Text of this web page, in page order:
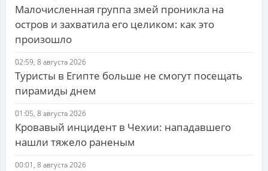
Малочисленная группа змей проникла на
остров и захватила его целиком: как это
произошло
02:59, 8 августа 2026
Туристы в Египте больше не смогут посещать
пирамиды днем
01:05, 8 августа 2026
Кровавый инцидент в Чехии: нападавшего
нашли тяжело раненым
00:01, 8 августа 2026